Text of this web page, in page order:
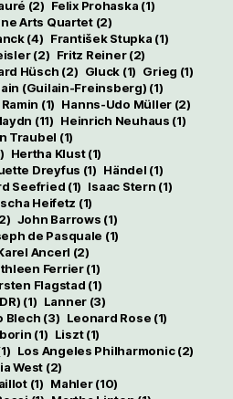
(2) Felix Prohaska (1)
Arts Quartet(2)
(4) František Stupka (1)
(2) Fritz Reiner(2)
Hüsch (2) Gluck (1) Grieg (1)
(Guilain-Freinsberg) (1)
(1) Hanns-Udo Müller (2)
(11) Heinrich Neuhaus (1)
Traubel (1)
Hertha Klust(1)
Dreyfus (1) Händel (1)
Seefried (1) Isaac Stern (1)
Heifetz (1)
John Barrows (1)
de Pasquale (1)
Ancerl (2)
Ferrier(1)
Flagstad (1)
(1) Lanner (3)
Blech (3) Leonard Rose (1)
(1) Liszt(1)
Los Angeles Philharmonic(2)
West (2)
(1) Mahler(10)